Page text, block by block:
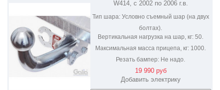
MERCEDES VANEO M089A
W414, с 2002 по 2006 г.в.
Тип шара:Условно съемный шар (на двух
болтах).
Вертикальная нагрузка на шар, кг: 50.
Максимальная масса прицепа, кг: 1000.
Резать бампер: Не надо.
19 990 руб
Добавить электрику